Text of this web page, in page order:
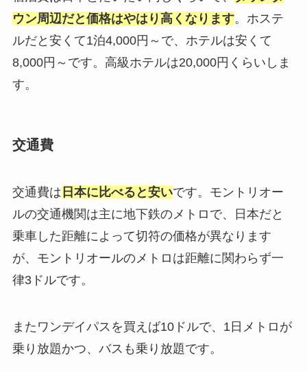
ウン周辺だと価格はやはり高くなります。ホステ
ルだと安くて1泊4,000円～で、ホテルは安くて
8,000円～です。高級ホテルは20,000円くらいしま
す。
交通費
交通費は 日本に比べると安いです。モントリオー
ルの交通機関は主に地下鉄のメトロで、日本だと
乗車した距離によって切符の価格が異なります
が、モントリオールのメトロは距離に関わらず一
律3ドルです。
またワンデイパスを買えば10ドルで、1日メトロが
乗り放題かつ、バスも乗り放題です。